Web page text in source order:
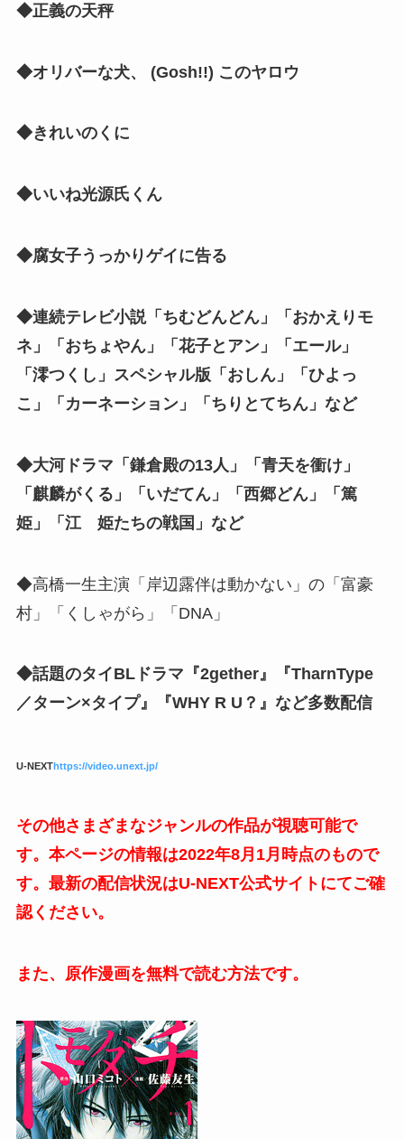
◆正義の天秤
◆オリバーな犬、 (Gosh!!) このヤロウ
◆きれいのくに
◆いいね光源氏くん
◆腐女子うっかりゲイに告る
◆連続テレビ小説「ちむどんどん」「おかえりモ
ネ」「おちょやん」「花子とアン」「エール」
「澪つくし」スペシャル版「おしん」「ひよっ
こ」「カーネーション」「ちりとてちん」など
◆大河ドラマ「鎌倉殿の13人」「青天を衝け」
「麒麟がくる」「いだてん」「西郷どん」「篤
姫」「江 姫たちの戦国」など
◆高橋一生主演「岸辺露伴は動かない」の「富豪
村」「くしゃがら」「DNA」
◆話題のタイBLドラマ『2gether』『TharnType
／ターン×タイプ』『WHY R U？』など多数配信
U-NEXThttps://video.unext.jp/
その他さまざまなジャンルの作品が視聴可能で
す。本ページの情報は2022年8月1月時点のもので
す。最新の配信状況はU-NEXT公式サイトにてご確
認ください。
また、原作漫画を無料で読む方法です。